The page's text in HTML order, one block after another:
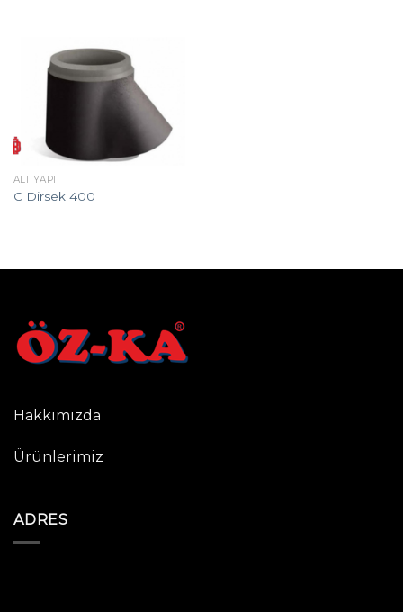
ALT YAPI
C Dirsek 400
Hakkımızda
Ürünlerimiz
ADRES